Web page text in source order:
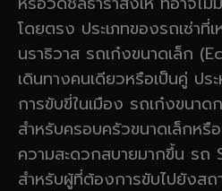
โดยตรง ประเภทของรถเช่าที่
นราธิวาส รถเก๋งขนาดเล็ก
เดินทางคนเดียวหรือเป็นคู่ ปร
การขับขี่ในเมือง รถเก๋งขนาด
สำหรับครอบครัวขนาดเล็กหรื
ความสะดวกสบายมากขึ้น รถ
สำหรับผู้ที่ต้องการขับไปยังส